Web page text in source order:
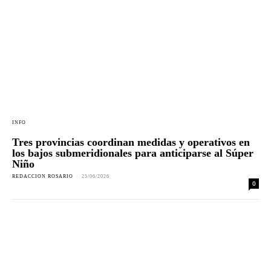
INFO
Tres provincias coordinan medidas y operativos en
los bajos submeridionales para anticiparse al Súper
Niño
REDACCION ROSARIO - 25/06/2026
0